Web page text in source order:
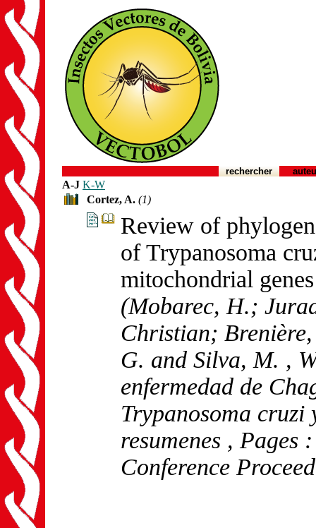
rechercher
A-J K-W
Cortez, A. (1)
Review of
of Trypanosoma
mitochondrial genes
(Mobarec, H.;
Christian;
G. and Silva, M. ,
enfermedad de
Trypanosoma
resumenes , Pages
Conference